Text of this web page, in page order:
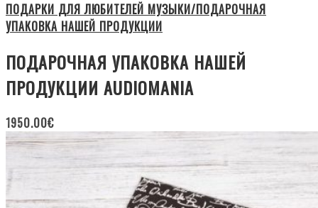
ПОДАРКИ ДЛЯ ЛЮБИТЕЛЕЙ МУЗЫКИ/ПОДАРОЧНАЯ
УПАКОВКА НАШЕЙ ПРОДУКЦИИ
ПОДАРОЧНАЯ УПАКОВКА НАШЕЙ
ПРОДУКЦИИ AUDIOMANIA
1950.00€